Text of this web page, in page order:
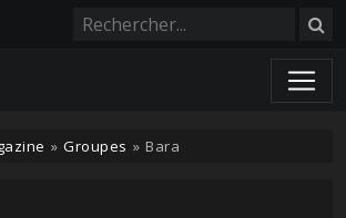
» Groupes » Bara
des cookies